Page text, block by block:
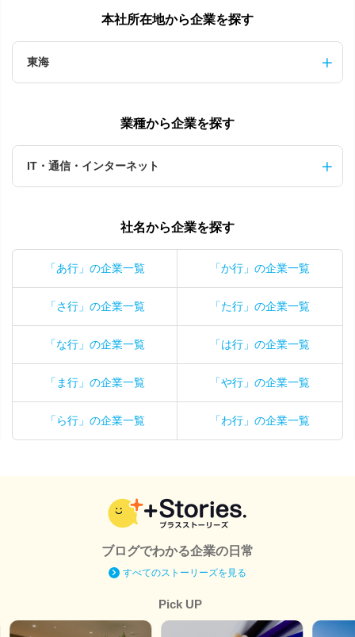
本社所在地から企業を探す
東海
業種から企業を探す
IT・通信・インターネット
社名から企業を探す
「あ行」の企業一覧 「か行」の企業一覧
「さ行」の企業一覧 「た行」の企業一覧
「な行」の企業一覧 「は行」の企業一覧
「ま行」の企業一覧 「や行」の企業一覧
「ら行」の企業一覧 「わ行」の企業一覧
ブログでわかる企業の日常
すべてのストーリーズを見る
Pick UP